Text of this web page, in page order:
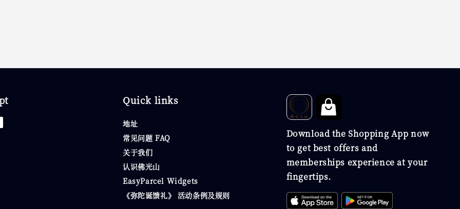
Quick links
地址
常见问题 FAQ
关于我们
认识佛光山
EasyParcel Widgets
《弥陀诞馈礼》 活动条例及规则
Download the Shopping App now
to get best offers and
memberships experience at your
fingertips.